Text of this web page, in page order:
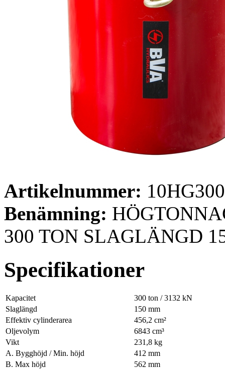
Artikelnummer:
Benämning:
300 TON SLAGLÄNGD
Specifikationer
Kapacitet
300 ton / 3132 kN
Slaglängd
150 mm
Effektiv cylinderarea
456,2 cm²
Oljevolym
6843 cm³
Vikt
231,8 kg
A. Bygghöjd / Min. höjd
412 mm
B. Max höjd
562 mm